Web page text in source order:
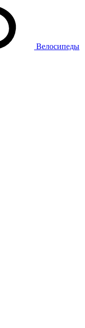
Велосипеды